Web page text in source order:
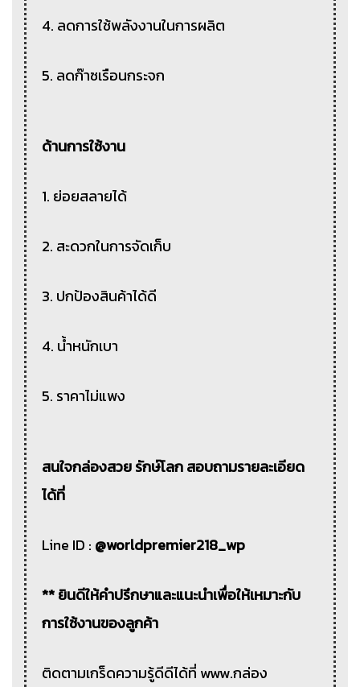
4. ลดการใช้พลังงานในการผลิต
5. ลดก๊าซเรือนกระจก
ด้านการใช้งาน
1. ย่อยสลายได้
2. สะดวกในการจัดเก็บ
3. ปกป้องสินค้าได้ดี
4. น้ำหนักเบา
5. ราคาไม่แพง
สนใจกล่องสวย รักษ์โลก สอบถามรายละเอียด
ได้ที่
Line ID : @worldpremier218_wp
** ยินดีให้คำปรึกษาและแนะนำเพื่อให้เหมาะกับ
การใช้งานของลูกค้า
ติดตามเกร็ดความรู้ดีดีได้ที่ www.กล่อง